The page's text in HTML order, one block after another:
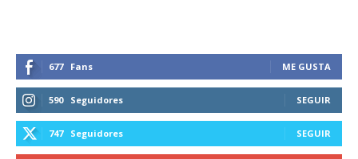
receive all the news of vaping and
tobacco harm reduction in your email.
SUBSCRIBIRSE
677 Fans ME GUSTA
590 Seguidores SEGUIR
747 Seguidores SEGUIR